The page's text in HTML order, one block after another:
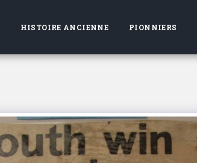
HISTOIRE ANCIENNE PIONNIERS